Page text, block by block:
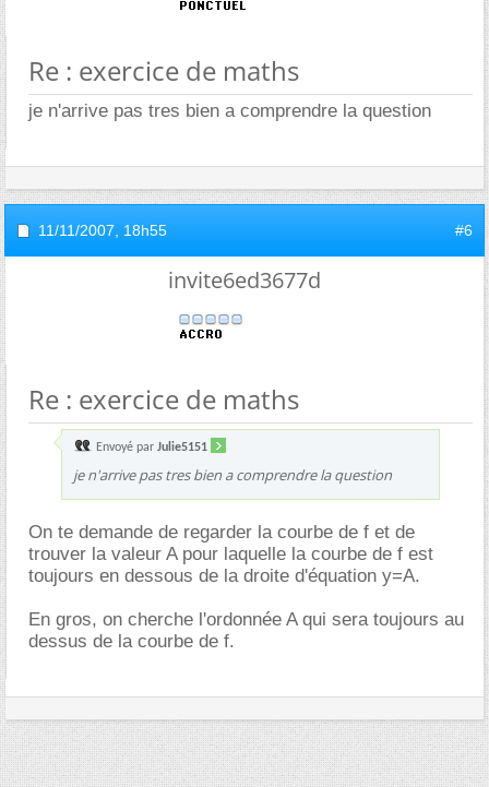
Re : exercice de maths
je n'arrive pas tres bien a comprendre la question
11/11/2007, 18h55 #6
invite6ed3677d
Re : exercice de maths
Envoyé par Julie5151
je n'arrive pas tres bien a comprendre la question
On te demande de regarder la courbe de f et de
trouver la valeur A pour laquelle la courbe de f est
toujours en dessous de la droite d'équation y=A.
En gros, on cherche l'ordonnée A qui sera toujours au
dessus de la courbe de f.